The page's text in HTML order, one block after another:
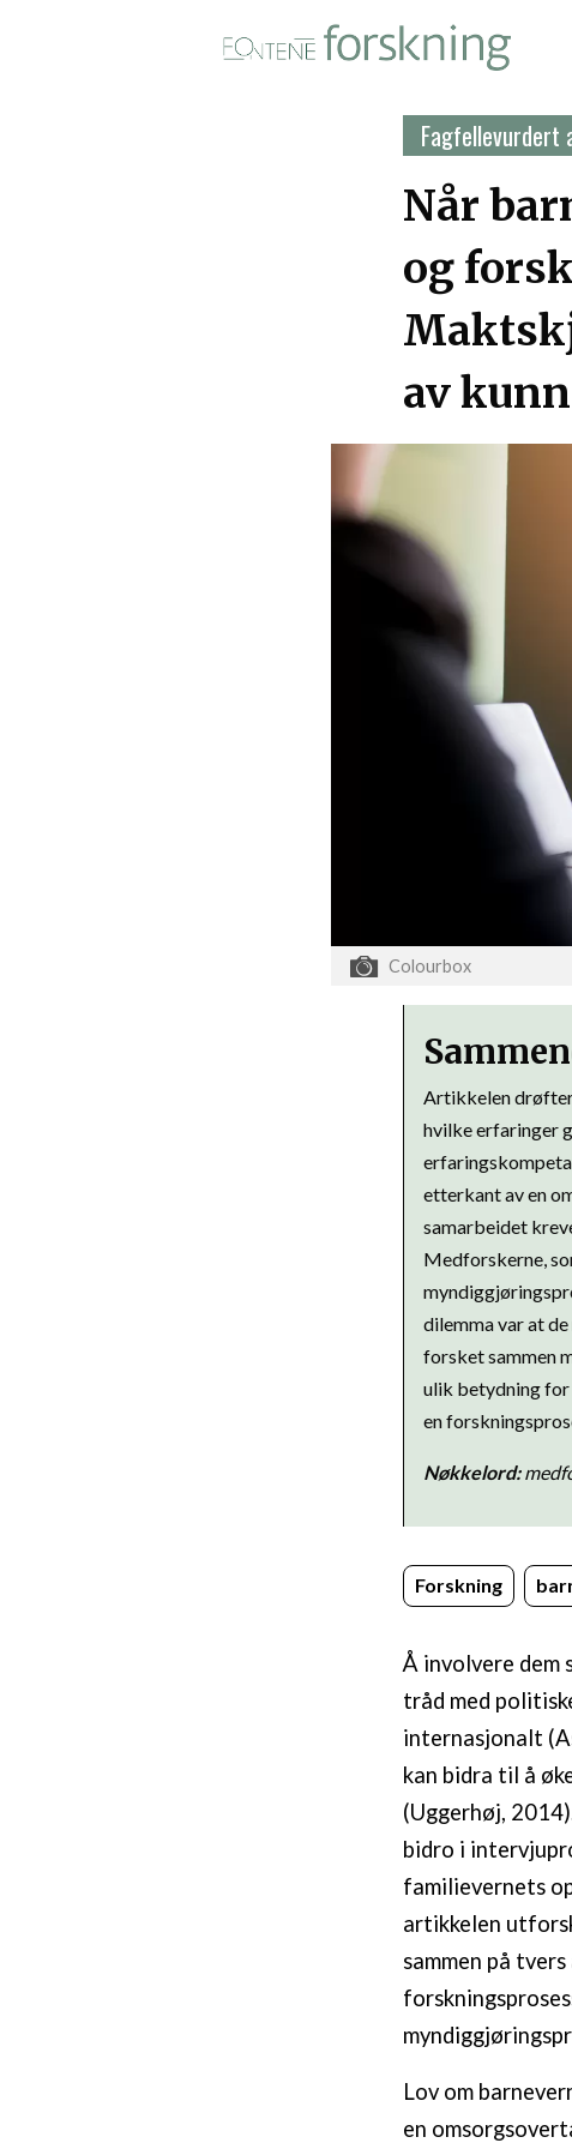
Fontene forskning i PDF-format
Fagfellevurdert
Når
og
av
Colourbox
Artikkelen drøfter
hvilke erfaringer
etterkant av en
samarbeidet
Medforskerne,
dilemma var at
forsket sammen
ulik betydning for
en
Nøkkelord:
Forskning
Å involvere dem
tråd med
internasjonalt
kan bidra til å
(Uggerhøj,
bidro i
familievernets
artikkelen
sammen på
Lov om
en